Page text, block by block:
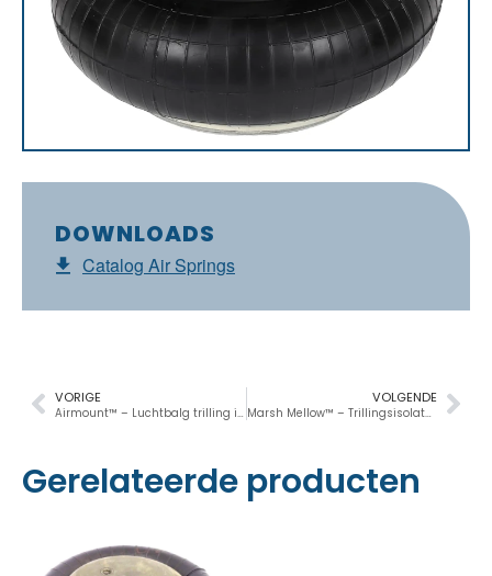
DOWNLOADS
Catalog Air Springs
VOLGENDE
Marsh Mellow™ – Trillingsisolator van versterkt rubber
VORIGE
Gerelateerde producten